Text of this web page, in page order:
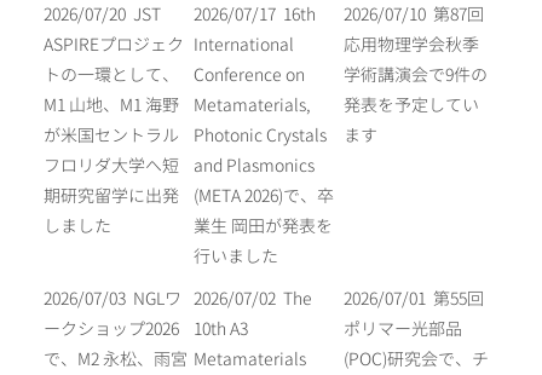
ー
シ
ョ
ン
2026/07/20 JST
ASPIREプロジェク
トの一環として、
M1 山地、M1 海野
が米国セントラル
フロリダ大学へ短
期研究留学に出発
しました
2026/07/17 16th
International
Conference on
Metamaterials,
Photonic Crystals
and Plasmonics
(META 2026)で、卒
業生 岡田が発表を
行いました
2026/07/10 第87回
応用物理学会秋季
学術講演会で9件の
発表を予定してい
ます
2026/07/03 NGLワ
ークショップ2026
で、M2 永松、雨宮
2026/07/02 The
10th A3
Metamaterials
2026/07/01 第55回
ポリマー光部品
(POC)研究会で、チ